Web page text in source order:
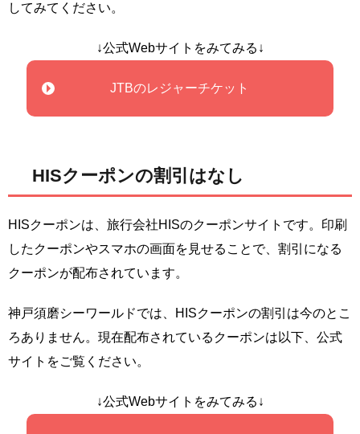
してみてください。
↓公式Webサイトをみてみる↓
JTBのレジャーチケット
HISクーポンの割引はなし
HISクーポンは、旅行会社HISのクーポンサイトです。印刷
したクーポンやスマホの画面を見せることで、割引になる
クーポンが配布されています。
神戸須磨シーワールドでは、HISクーポンの割引は今のとこ
ろありません。現在配布されているクーポンは以下、公式
サイトをご覧ください。
↓公式Webサイトをみてみる↓